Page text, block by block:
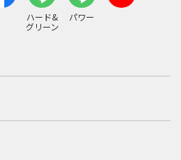
ハード&
グリーン
パワー